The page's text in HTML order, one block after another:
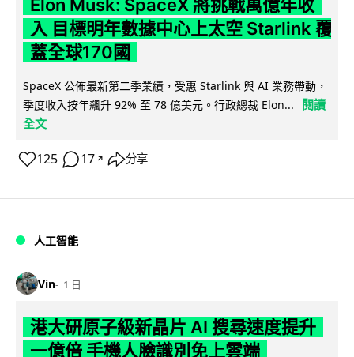
Elon Musk: SpaceX 將挑戰萬億年收
入 目標明年數據中心上太空 Starlink 覆
蓋全球170國
SpaceX 公佈最新第二季業績，受惠 Starlink 與 AI 業務帶動，
季度收入按年飆升 92% 至 78 億美元。行政總裁 Elon...
閱讀
全文
125 17 ↗ 分享
人工智能
Vin 1 日
港大研原子級新晶片 AI 搜尋速度提升
一億倍 手機人臉識別免上雲端